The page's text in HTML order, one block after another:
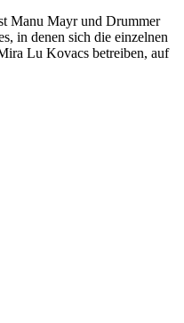
Manu Mayr und Drummer
in denen sich die einzelnen
Lu Kovacs betreiben, auf